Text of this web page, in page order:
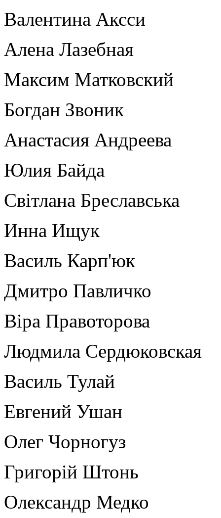
Валентина Аксси
Алена Лазебная
Максим Матковский
Богдан Звоник
Анастасия Андреева
Юлия Байда
Світлана Бреславська
Инна Ищук
Василь Карп'юк
Дмитро Павличко
Віра Правоторова
Людмила Сердюковская
Василь Тулай
Евгений Ушан
Олег Чорногуз
Григорій Штонь
Олександр Медко